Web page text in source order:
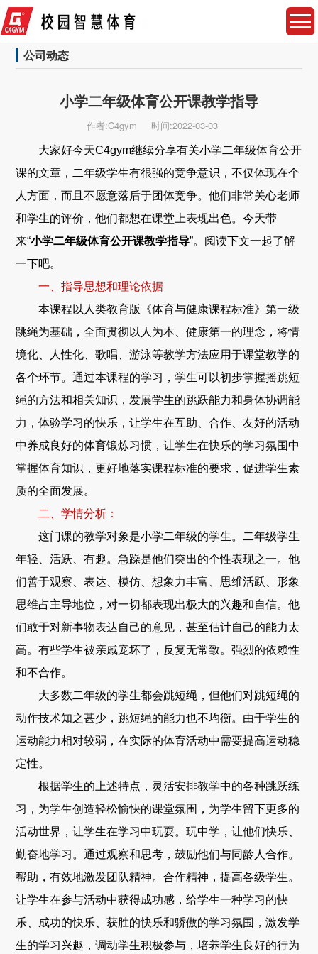
公司动态
小学二年级体育公开课教学指导
作者:C4gym 时间:2022-03-03
大家好今天C4gym继续分享有关小学二年级体育公开
课的文章，二年级学生有很强的竞争意识，不仅体现在个
人方面，而且不愿意落后于团体竞争。他们非常关心老师
和学生的评价，他们都想在课堂上表现出色。今天带
来“小学二年级体育公开课教学指导”。阅读下文一起了解
一下吧。
一、指导思想和理论依据
本课程以人类教育版《体育与健康课程标准》第一级
跳绳为基础，全面贯彻以人为本、健康第一的理念，将情
境化、人性化、歌唱、游泳等教学方法应用于课堂教学的
各个环节。通过本课程的学习，学生可以初步掌握摇跳短
绳的方法和相关知识，发展学生的跳跃能力和身体协调能
力，体验学习的快乐，让学生在互助、合作、友好的活动
中养成良好的体育锻炼习惯，让学生在快乐的学习氛围中
掌握体育知识，更好地落实课程标准的要求，促进学生素
质的全面发展。
二、学情分析：
这门课的教学对象是小学二年级的学生。二年级学生
年轻、活跃、有趣。急躁是他们突出的个性表现之一。他
们善于观察、表达、模仿、想象力丰富、思维活跃、形象
思维占主导地位，对一切都表现出极大的兴趣和自信。他
们敢于对新事物表达自己的意见，甚至估计自己的能力太
高。有些学生被亲戚宠坏了，反复无常致。强烈的依赖性
和不合作。
大多数二年级的学生都会跳短绳，但他们对跳短绳的
动作技术知之甚少，跳短绳的能力也不均衡。由于学生的
运动能力相对较弱，在实际的体育活动中需要提高运动稳
定性。
根据学生的上述特点，灵活安排教学中的各种跳跃练
习，为学生创造轻松愉快的课堂氛围，为学生留下更多的
活动世界，让学生在学习中玩耍。玩中学，让他们快乐、
勤奋地学习。通过观察和思考，鼓励他们与同龄人合作。
帮助，有效地激发团队精神。合作精神，提高各级学生。
让学生在参与活动中获得成功感，给学生一种学习的快
乐、成功的快乐、获胜的快乐和骄傲的学习氛围，激发学
生的学习兴趣，调动学生积极参与，培养学生良好的行为